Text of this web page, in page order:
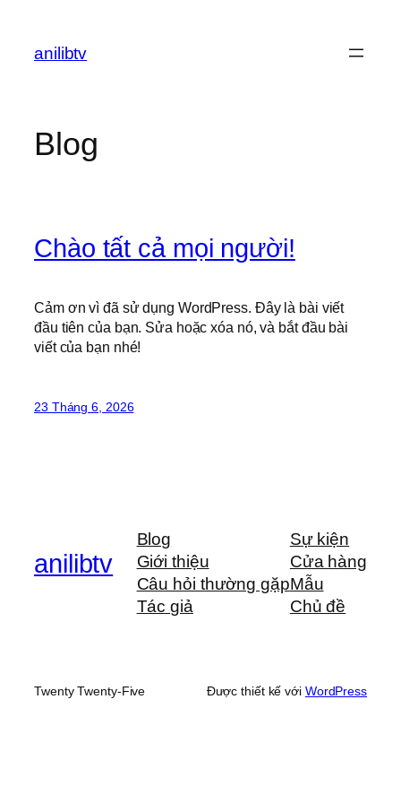
phầnanilibtv
Blog
Chào tất cả mọi người!
Cảm ơn vì đã sử dụng WordPress. Đây là bài viết
đầu tiên của bạn. Sửa hoặc xóa nó, và bắt đầu bài
viết của bạn nhé!
23 Tháng 6, 2026
anilibtv
Blog
Giới thiệu
Câu hỏi thường gặp
Tác giả
Sự kiện
Cửa hàng
Mẫu
Chủ đề
Twenty Twenty-Five Được thiết kế với WordPress